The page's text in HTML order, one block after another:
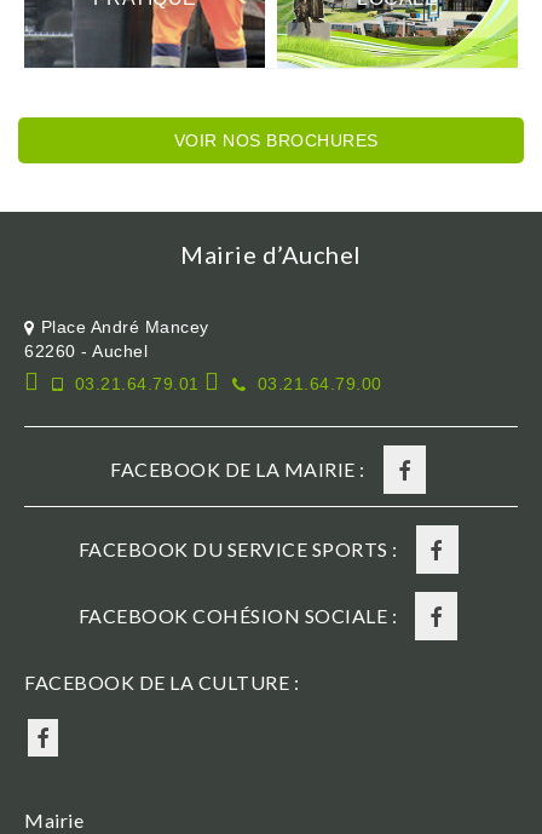
VOIR NOS BROCHURES
Mairie d’Auchel
Place André Mancey
62260 - Auchel
03.21.64.79.01
03.21.64.79.00
FACEBOOK DE LA MAIRIE :
FACEBOOK DU SERVICE SPORTS :
FACEBOOK COHÉSION SOCIALE :
FACEBOOK DE LA CULTURE :
Mairie